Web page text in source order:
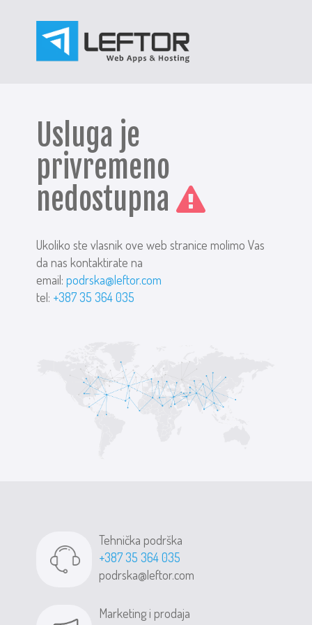
Usluga je
privremeno
nedostupna
Ukoliko ste vlasnik ove web stranice molimo Vas
da nas kontaktirate na
email:podrska@leftor.com
tel: +387 35 364 035
Tehnička podrška
+387 35 364 035
podrska@leftor.com
Marketing i prodaja